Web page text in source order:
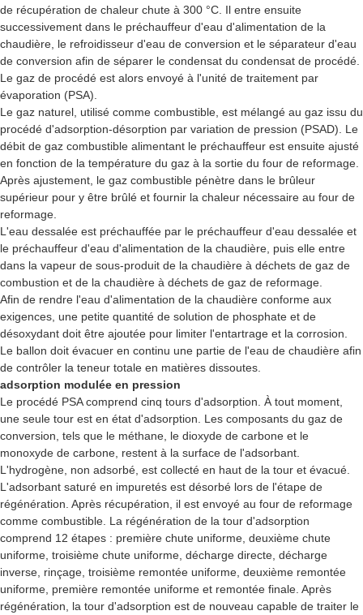
de récupération de chaleur chute à 300 °C. Il entre ensuite
successivement dans le préchauffeur d'eau d'alimentation de la
chaudière, le refroidisseur d'eau de conversion et le séparateur d'eau
de conversion afin de séparer le condensat du condensat de procédé.
Le gaz de procédé est alors envoyé à l'unité de traitement par
évaporation (PSA).
Le gaz naturel, utilisé comme combustible, est mélangé au gaz issu du
procédé d'adsorption-désorption par variation de pression (PSAD). Le
débit de gaz combustible alimentant le préchauffeur est ensuite ajusté
en fonction de la température du gaz à la sortie du four de reformage.
Après ajustement, le gaz combustible pénètre dans le brûleur
supérieur pour y être brûlé et fournir la chaleur nécessaire au four de
reformage.
L'eau dessalée est préchauffée par le préchauffeur d'eau dessalée et
le préchauffeur d'eau d'alimentation de la chaudière, puis elle entre
dans la vapeur de sous-produit de la chaudière à déchets de gaz de
combustion et de la chaudière à déchets de gaz de reformage.
Afin de rendre l'eau d'alimentation de la chaudière conforme aux
exigences, une petite quantité de solution de phosphate et de
désoxydant doit être ajoutée pour limiter l'entartrage et la corrosion.
Le ballon doit évacuer en continu une partie de l'eau de chaudière afin
de contrôler la teneur totale en matières dissoutes.
adsorption modulée en pression
Le procédé PSA comprend cinq tours d'adsorption. À tout moment,
une seule tour est en état d'adsorption. Les composants du gaz de
conversion, tels que le méthane, le dioxyde de carbone et le
monoxyde de carbone, restent à la surface de l'adsorbant.
L'hydrogène, non adsorbé, est collecté en haut de la tour et évacué.
L'adsorbant saturé en impuretés est désorbé lors de l'étape de
régénération. Après récupération, il est envoyé au four de reformage
comme combustible. La régénération de la tour d'adsorption
comprend 12 étapes : première chute uniforme, deuxième chute
uniforme, troisième chute uniforme, décharge directe, décharge
inverse, rinçage, troisième remontée uniforme, deuxième remontée
uniforme, première remontée uniforme et remontée finale. Après
régénération, la tour d'adsorption est de nouveau capable de traiter le